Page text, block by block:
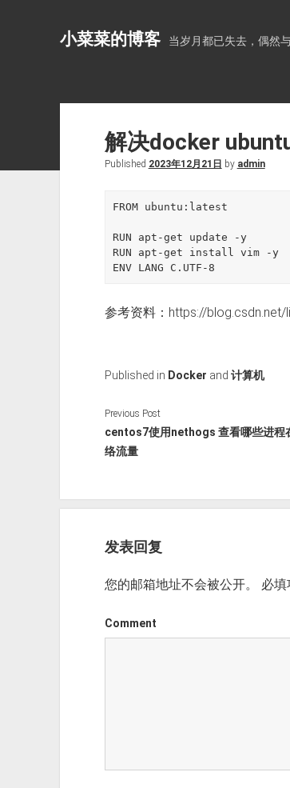
小菜菜的博客 当岁月都已失去，偶然
解决docker
Published 2023年12月21日 by admin
FROM ubuntu:latest
RUN apt-get update -y
RUN apt-get install vim -y
ENV LANG C.UTF-8
参考资料：https://
Published in Docker and 计算机
Previous Post
centos7使用nethogs 查看哪些进程
络流量
发表回复
您的邮箱地址不会被公开。 必填
Comment